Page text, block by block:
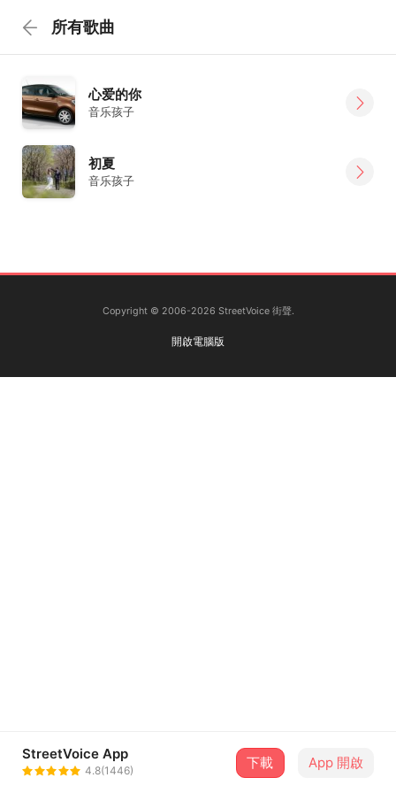
所有歌曲
心爱的你
音乐孩子
初夏
音乐孩子
Copyright © 2006-2026 StreetVoice 街聲.
開啟電腦版
StreetVoice App
4.8(1446) 下載 App 開啟